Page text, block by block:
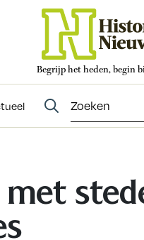
Begrijp het heden, begin